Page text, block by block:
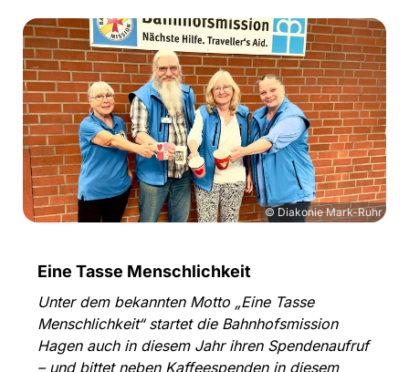
© Diakonie Mark-Ruhr
Eine Tasse Menschlichkeit
Unter dem bekannten Motto „Eine Tasse
Menschlichkeit“ startet die Bahnhofsmission
Hagen auch in diesem Jahr ihren Spendenaufruf
– und bittet neben Kaffeespenden in diesem